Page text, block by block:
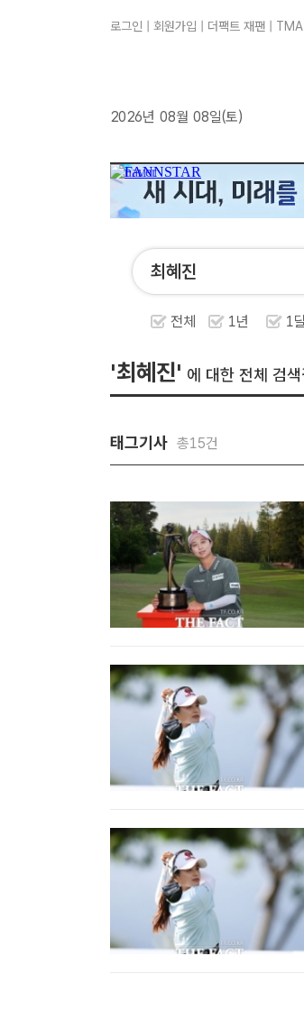
로그인 회원가입 더팩트 재팬 TMA
2026년 08월 08일(토)
전체 1년 1
'최혜진' 에 대한 전체 검
태그기사 총15건